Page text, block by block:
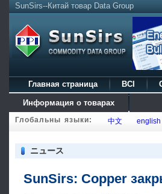
SunSirs--Китай товар Data Group
Главная страница BCI
Информация о товарах
Глобальны языки: 中文 english
ニュース
SunSirs: Copper